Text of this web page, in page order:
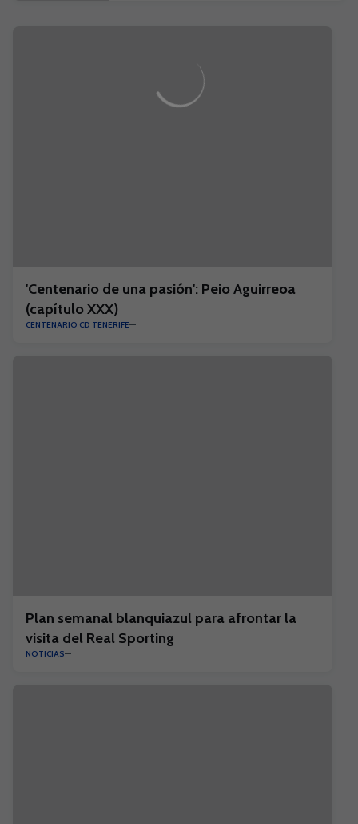
'Centenario de una pasión': Peio Aguirreoa
(capítulo XXX)
CENTENARIO CD TENERIFE
Plan semanal blanquiazul para afrontar la
visita del Real Sporting
NOTICIAS